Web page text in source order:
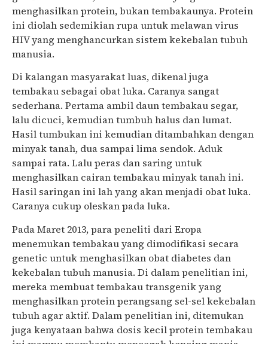
menghasilkan protein, bukan tembakaunya. Protein
ini diolah sedemikian rupa untuk melawan virus
HIV yang menghancurkan sistem kekebalan tubuh
manusia.
Di kalangan masyarakat luas, dikenal juga
tembakau sebagai obat luka. Caranya sangat
sederhana. Pertama ambil daun tembakau segar,
lalu dicuci, kemudian tumbuh halus dan lumat.
Hasil tumbukan ini kemudian ditambahkan dengan
minyak tanah, dua sampai lima sendok. Aduk
sampai rata. Lalu peras dan saring untuk
menghasilkan cairan tembakau minyak tanah ini.
Hasil saringan ini lah yang akan menjadi obat luka.
Caranya cukup oleskan pada luka.
Pada Maret 2013, para peneliti dari Eropa
menemukan tembakau yang dimodifikasi secara
genetic untuk menghasilkan obat diabetes dan
kekebalan tubuh manusia. Di dalam penelitian ini,
mereka membuat tembakau transgenik yang
menghasilkan protein perangsang sel-sel kekebalan
tubuh agar aktif. Dalam penelitian ini, ditemukan
juga kenyataan bahwa dosis kecil protein tembakau